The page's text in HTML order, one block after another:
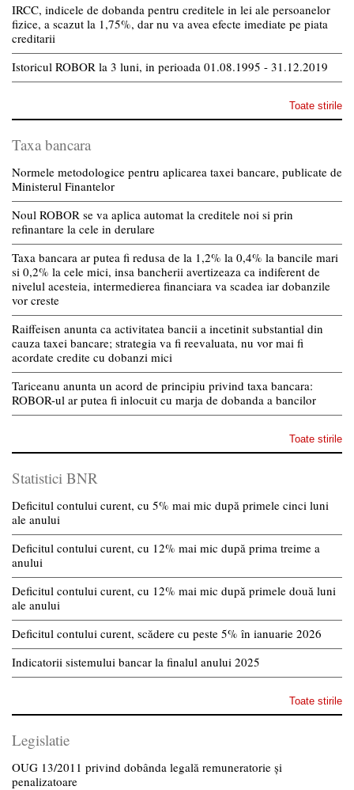
IRCC, indicele de dobanda pentru creditele in lei ale persoanelor
fizice, a scazut la 1,75%, dar nu va avea efecte imediate pe piata
creditarii
Istoricul ROBOR la 3 luni, in perioada 01.08.1995 - 31.12.2019
Toate stirile
Taxa bancara
Normele metodologice pentru aplicarea taxei bancare, publicate de
Ministerul Finantelor
Noul ROBOR se va aplica automat la creditele noi si prin
refinantare la cele in derulare
Taxa bancara ar putea fi redusa de la 1,2% la 0,4% la bancile mari
si 0,2% la cele mici, insa bancherii avertizeaza ca indiferent de
nivelul acesteia, intermedierea financiara va scadea iar dobanzile
vor creste
Raiffeisen anunta ca activitatea bancii a incetinit substantial din
cauza taxei bancare; strategia va fi reevaluata, nu vor mai fi
acordate credite cu dobanzi mici
Tariceanu anunta un acord de principiu privind taxa bancara:
ROBOR-ul ar putea fi inlocuit cu marja de dobanda a bancilor
Toate stirile
Statistici BNR
Deficitul contului curent, cu 5% mai mic după primele cinci luni
ale anului
Deficitul contului curent, cu 12% mai mic după prima treime a
anului
Deficitul contului curent, cu 12% mai mic după primele două luni
ale anului
Deficitul contului curent, scădere cu peste 5% în ianuarie 2026
Indicatorii sistemului bancar la finalul anului 2025
Toate stirile
Legislatie
OUG 13/2011 privind dobânda legală remuneratorie și
penalizatoare